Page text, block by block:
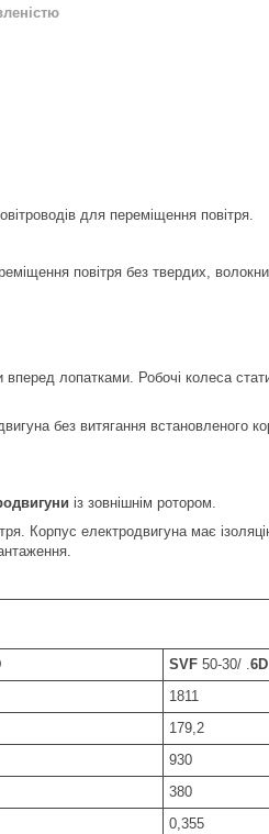
для переміщення повітря.
повітря без твердих,
вперед лопатками. Робочі колеса
без витягання встановленого
із зовнішнім ротором.
Корпус електродвигуна має
SVF 50-30/ .6D
1811
179,2
930
380
0,355